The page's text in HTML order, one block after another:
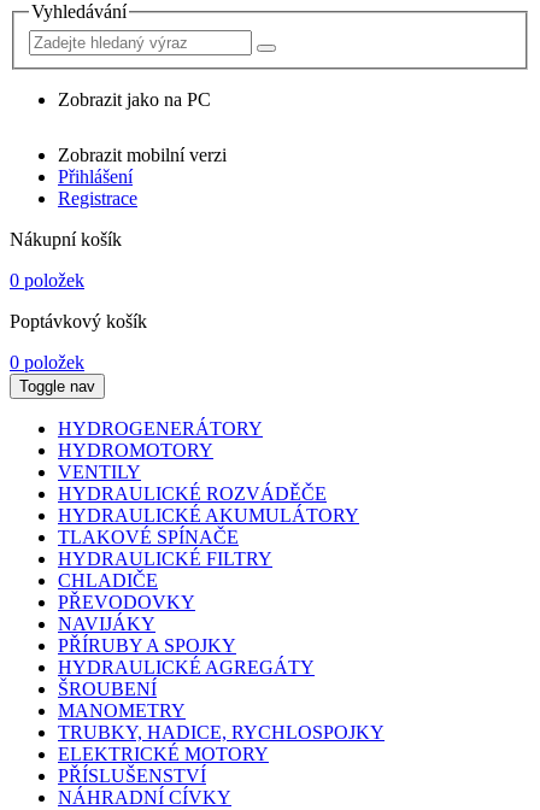
Vyhledávání
Zobrazit jako na PC
Zobrazit mobilní verzi
Přihlášení
Registrace
Nákupní košík
0 položek
Poptávkový košík
0 položek
Toggle nav
HYDROGENERÁTORY
HYDROMOTORY
VENTILY
HYDRAULICKÉ ROZVÁDĚČE
HYDRAULICKÉ AKUMULÁTORY
TLAKOVÉ SPÍNAČE
HYDRAULICKÉ FILTRY
CHLADIČE
PŘEVODOVKY
NAVIJÁKY
PŘÍRUBY A SPOJKY
HYDRAULICKÉ AGREGÁTY
ŠROUBENÍ
MANOMETRY
TRUBKY, HADICE, RYCHLOSPOJKY
ELEKTRICKÉ MOTORY
PŘÍSLUŠENSTVÍ
NÁHRADNÍ CÍVKY